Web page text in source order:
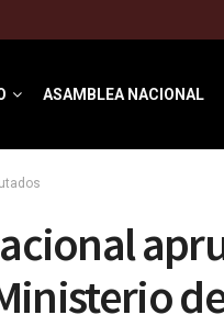
ASAMBLEA NACIONAL